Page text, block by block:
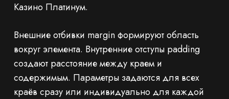
Казино Платинум.
Внешние отбивки margin формируют область
вокруг элемента. Внутренние отступы padding
создают расстояние между краем и
содержимым. Параметры задаются для всех
краёв сразу или индивидуально для каждой